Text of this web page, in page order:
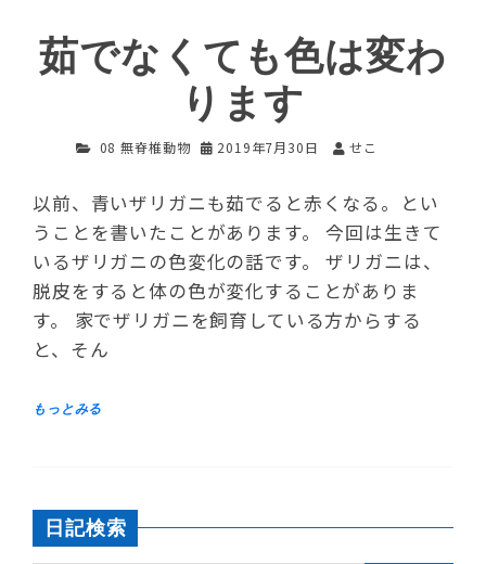
茹でなくても色は変わ
ります
08 無脊椎動物 2019年7月30日 せこ
以前、青いザリガニも茹でると赤くなる。とい
うことを書いたことがあります。 今回は生きて
いるザリガニの色変化の話です。 ザリガニは、
脱皮をすると体の色が変化することがありま
す。 家でザリガニを飼育している方からする
と、そん
日記検索